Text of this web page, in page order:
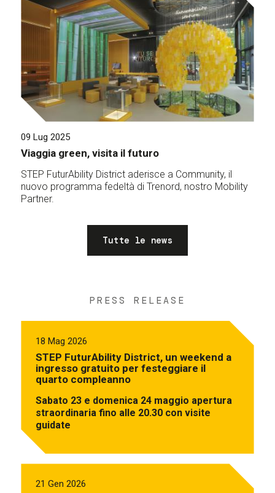
09 Lug 2025
Viaggia green, visita il futuro
STEP FuturAbility District aderisce a Community, il
nuovo programma fedeltà di Trenord, nostro Mobility
Partner.
Tutte le news
PRESS RELEASE
18 Mag 2026
STEP FuturAbility District, un weekend a
ingresso gratuito per festeggiare il
quarto compleanno
Sabato 23 e domenica 24 maggio apertura
straordinaria fino alle 20.30 con visite
guidate
21 Gen 2026